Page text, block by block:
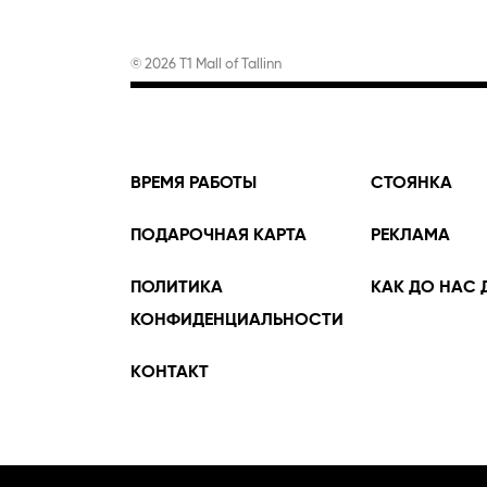
© 2026 T1 Mall of Tallinn
ВРЕМЯ РАБОТЫ СТОЯНКА
ПОДАРОЧНАЯ КАРТА РЕКЛАМА
ПОЛИТИКА
КОНФИДЕНЦИАЛЬНОСТИ
КАК ДО НАС
KОНТАКТ